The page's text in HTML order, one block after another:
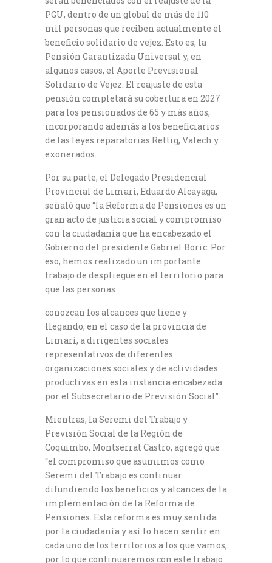
PGU, dentro de un global de más de 110
mil personas que reciben actualmente el
beneficio solidario de vejez. Esto es, la
Pensión Garantizada Universal y, en
algunos casos, el Aporte Previsional
Solidario de Vejez. El reajuste de esta
pensión completará su cobertura en 2027
para los pensionados de 65 y más años,
incorporando además a los beneficiarios
de las leyes reparatorias Rettig, Valech y
exonerados.
Por su parte, el Delegado Presidencial
Provincial de Limarí, Eduardo Alcayaga,
señaló que “la Reforma de Pensiones es un
gran acto de justicia social y compromiso
con la ciudadanía que ha encabezado el
Gobierno del presidente Gabriel Boric. Por
eso, hemos realizado un importante
trabajo de despliegue en el territorio para
que las personas
conozcan los alcances que tiene y
llegando, en el caso de la provincia de
Limarí, a dirigentes sociales
representativos de diferentes
organizaciones sociales y de actividades
productivas en esta instancia encabezada
por el Subsecretario de Previsión Social”.
Mientras, la Seremi del Trabajo y
Previsión Social de la Región de
Coquimbo, Montserrat Castro, agregó que
“el compromiso que asumimos como
Seremi del Trabajo es continuar
difundiendo los beneficios y alcances de la
implementación de la Reforma de
Pensiones. Esta reforma es muy sentida
por la ciudadanía y así lo hacen sentir en
cada uno de los territorios a los que vamos,
por lo que continuaremos con este trabajo